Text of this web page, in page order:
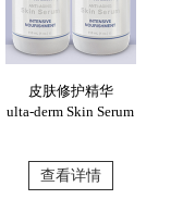
皮肤修护精华
ulta-derm Skin Serum
查看详情